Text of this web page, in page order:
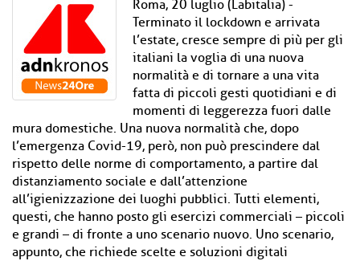
Roma, 20 luglio (Labitalia) -
Terminato il lockdown e arrivata
l’estate, cresce sempre di più per gli
italiani la voglia di una nuova
normalità e di tornare a una vita
fatta di piccoli gesti quotidiani e di
momenti di leggerezza fuori dalle
mura domestiche. Una nuova normalità che, dopo
l’emergenza Covid-19, però, non può prescindere dal
rispetto delle norme di comportamento, a partire dal
distanziamento sociale e dall’attenzione
all’igienizzazione dei luoghi pubblici. Tutti elementi,
questi, che hanno posto gli esercizi commerciali – piccoli
e grandi – di fronte a uno scenario nuovo. Uno scenario,
appunto, che richiede scelte e soluzioni digitali